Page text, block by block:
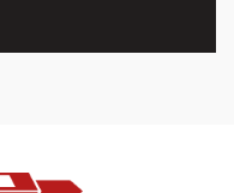
аккаунтами на